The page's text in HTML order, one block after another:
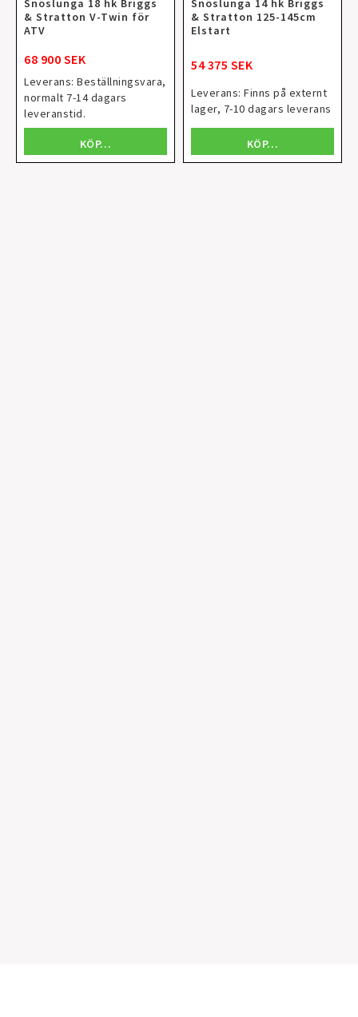
Snöslunga 18 hk Briggs
& Stratton V-Twin för
ATV
68 900 SEK
Leverans: Beställningsvara,
normalt 7-14 dagars
leveranstid.
KÖP…
Snöslunga 14 hk Briggs
& Stratton 125-145cm
Elstart
54 375 SEK
Leverans: Finns på externt
lager, 7-10 dagars leverans
KÖP…